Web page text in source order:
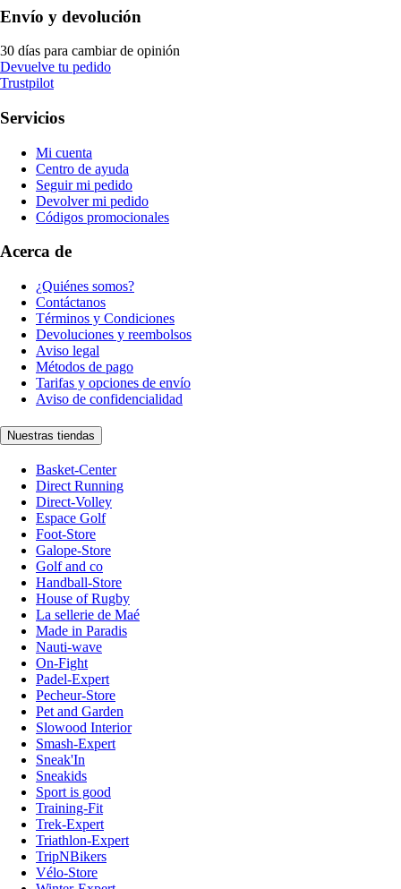
Envío y devolución
30 días para cambiar de opinión
Devuelve tu pedido
Trustpilot
Servicios
Mi cuenta
Centro de ayuda
Seguir mi pedido
Devolver mi pedido
Códigos promocionales
Acerca de
¿Quiénes somos?
Contáctanos
Términos y Condiciones
Devoluciones y reembolsos
Aviso legal
Métodos de pago
Tarifas y opciones de envío
Aviso de confidencialidad
Nuestras tiendas
Basket-Center
Direct Running
Direct-Volley
Espace Golf
Foot-Store
Galope-Store
Golf and co
Handball-Store
House of Rugby
La sellerie de Maé
Made in Paradis
Nauti-wave
On-Fight
Padel-Expert
Pecheur-Store
Pet and Garden
Slowood Interior
Smash-Expert
Sneak'In
Sneakids
Sport is good
Training-Fit
Trek-Expert
Triathlon-Expert
TripNBikers
Vélo-Store